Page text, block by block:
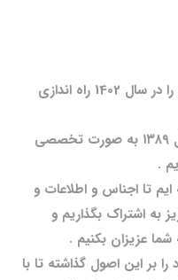
فروشگاه اینترنتی یراق گلد سایت خود را در سال 1402 راه اندازی
مشتریان عزیز ما فعالیت خود را از سال ۱۳۸۹ به صورت تخصصی
.
ایم تا اجناس و اطلاعات و
به اشتراک بگذاریم و
عزیزان بکنیم .
بر این اصول گذاشته تا با